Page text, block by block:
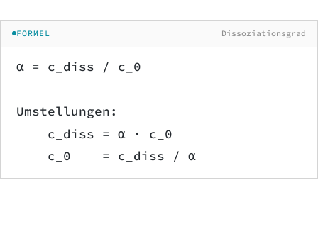
FORMEL Dissoziationsgrad
α = c_diss / c_0
Umstellungen:
    c_diss = α · c_0
    c_0    = c_diss / α